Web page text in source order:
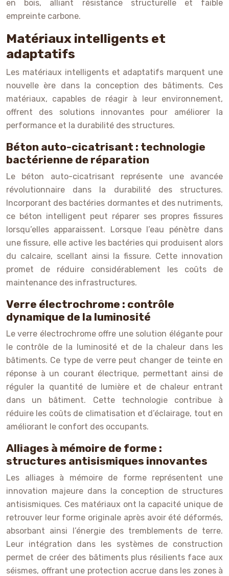
en bois, alliant résistance structurelle et faible
empreinte carbone.
Matériaux intelligents et
adaptatifs
Les matériaux intelligents et adaptatifs marquent une
nouvelle ère dans la conception des bâtiments. Ces
matériaux, capables de réagir à leur environnement,
offrent des solutions innovantes pour améliorer la
performance et la durabilité des structures.
Béton auto-cicatrisant : technologie
bactérienne de réparation
Le béton auto-cicatrisant représente une avancée
révolutionnaire dans la durabilité des structures.
Incorporant des bactéries dormantes et des nutriments,
ce béton intelligent peut réparer ses propres fissures
lorsqu’elles apparaissent. Lorsque l’eau pénètre dans
une fissure, elle active les bactéries qui produisent alors
du calcaire, scellant ainsi la fissure. Cette innovation
promet de réduire considérablement les coûts de
maintenance des infrastructures.
Verre électrochrome : contrôle
dynamique de la luminosité
Le verre électrochrome offre une solution élégante pour
le contrôle de la luminosité et de la chaleur dans les
bâtiments. Ce type de verre peut changer de teinte en
réponse à un courant électrique, permettant ainsi de
réguler la quantité de lumière et de chaleur entrant
dans un bâtiment. Cette technologie contribue à
réduire les coûts de climatisation et d’éclairage, tout en
améliorant le confort des occupants.
Alliages à mémoire de forme :
structures antisismiques innovantes
Les alliages à mémoire de forme représentent une
innovation majeure dans la conception de structures
antisismiques. Ces matériaux ont la capacité unique de
retrouver leur forme originale après avoir été déformés,
absorbant ainsi l’énergie des tremblements de terre.
Leur intégration dans les systèmes de construction
permet de créer des bâtiments plus résilients face aux
séismes, offrant une protection accrue dans les zones à